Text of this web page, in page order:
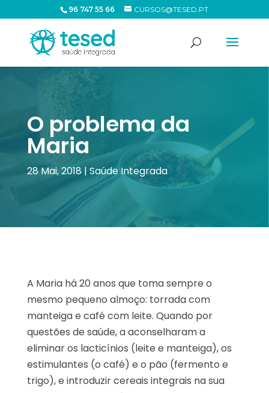
96 747 55 66 CURSOS@TESED.PT
O problema da
Maria
28 Mai, 2018| Saúde Integrada
A Maria há 20 anos que toma sempre o
mesmo pequeno almoço: torrada com
manteiga e café com leite. Quando por
questões de saúde, a aconselharam a
eliminar os lacticínios (leite e manteiga), os
estimulantes (o café) e o pão (fermento e
trigo), e introduzir cereais integrais na sua